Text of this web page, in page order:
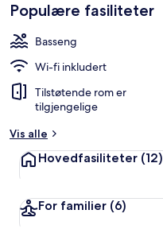
Populære fasiliteter
Basseng
Wi-fi inkludert
Tilstøtende rom er
tilgjengelige
Vis alle
Hovedfasiliteter (12)
For familier (6)